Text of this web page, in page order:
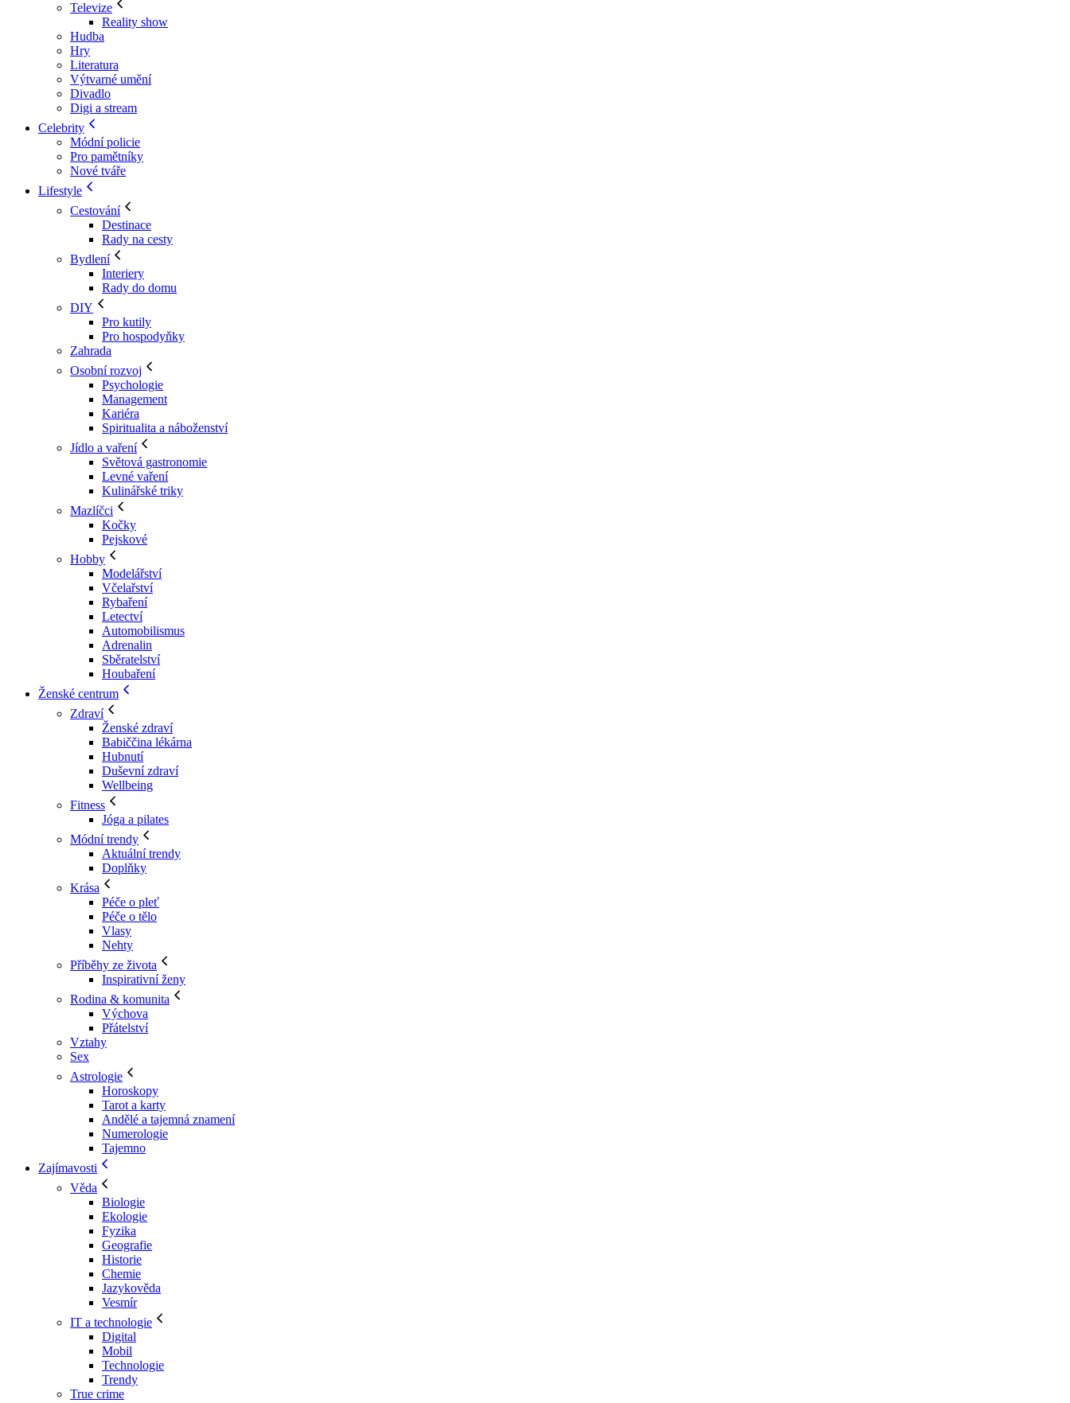
Televize
Reality show
Hudba
Hry
Literatura
Výtvarné umění
Divadlo
Digi a stream
Celebrity
Módní policie
Pro pamětníky
Nové tváře
Lifestyle
Cestování
Destinace
Rady na cesty
Bydlení
Interiery
Rady do domu
DIY
Pro kutily
Pro hospodyňky
Zahrada
Osobní rozvoj
Psychologie
Management
Kariéra
Spiritualita a náboženství
Jídlo a vaření
Světová gastronomie
Levné vaření
Kulinářské triky
Mazlíčci
Kočky
Pejskové
Hobby
Modelářství
Včelařství
Rybaření
Letectví
Automobilismus
Adrenalin
Sběratelství
Houbaření
Ženské centrum
Zdraví
Ženské zdraví
Babiččina lékárna
Hubnutí
Duševní zdraví
Wellbeing
Fitness
Jóga a pilates
Módní trendy
Aktuální trendy
Doplňky
Krása
Péče o pleť
Péče o tělo
Vlasy
Nehty
Příběhy ze života
Inspirativní ženy
Rodina & komunita
Výchova
Přátelství
Vztahy
Sex
Astrologie
Horoskopy
Tarot a karty
Andělé a tajemná znamení
Numerologie
Tajemno
Zajímavosti
Věda
Biologie
Ekologie
Fyzika
Geografie
Historie
Chemie
Jazykověda
Vesmír
IT a technologie
Digital
Mobil
Technologie
Trendy
True crime